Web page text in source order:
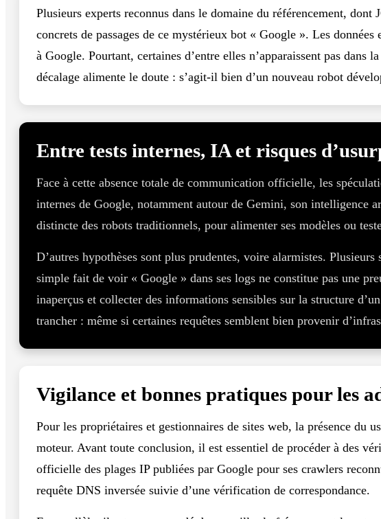
Plusieurs experts reconnus dans le domaine du référencement,
concrets de passages de ce mystérieux bot « Google ». Les
à Google. Pourtant, certaines d’entre elles n’apparaissent pas
décalage alimente le doute : s’agit-il bien d’un nouveau robot
Entre tests internes, IA et risques
Face à cette absence totale de communication officielle, les
internes de Google, notamment autour de Gemini, son intelligence
distincte des robots traditionnels, pour alimenter ses modèles ou
D’autres hypothèses sont plus prudentes, voire alarmistes.
simple fait de voir « Google » dans ses logs ne constitue pas une
inaperçus et collecter des informations sensibles sur la structure
trancher : même si certaines requêtes semblent bien provenir
Vigilance et bonnes pratiques pour les
Pour les propriétaires et gestionnaires de sites web, la présence du
moteur. Avant toute conclusion, il est essentiel de procéder à des
officielle des plages IP publiées par Google pour ses crawlers
requête DNS inversée suivie d’une vérification de correspondance.